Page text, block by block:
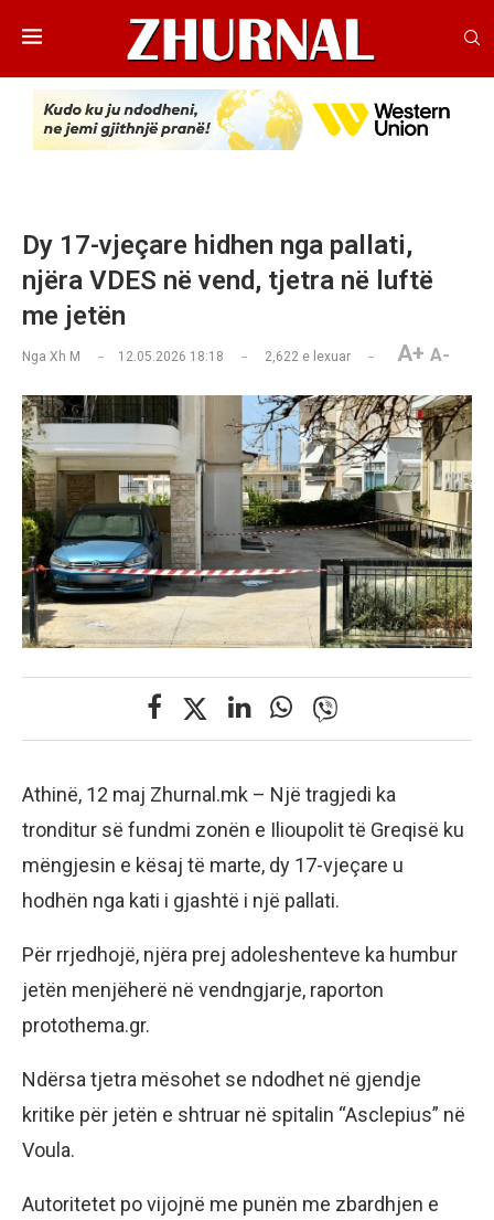
Dy 17-vjeçare hidhen nga pallati,
njëra VDES në vend, tjetra në luftë
me jetën
Nga Xh M 12.05.2026 18:18 2,622 e lexuar A+ A-
Athinë, 12 maj Zhurnal.mk – Një tragjedi ka
tronditur së fundmi zonën e Ilioupolit të Greqisë ku
mëngjesin e kësaj të marte, dy 17-vjeçare u
hodhën nga kati i gjashtë i një pallati.
Për rrjedhojë, njëra prej adoleshenteve ka humbur
jetën menjëherë në vendngjarje, raporton
protothema.gr.
Ndërsa tjetra mësohet se ndodhet në gjendje
kritike për jetën e shtruar në spitalin “Asclepius” në
Voula.
Autoritetet po vijojnë me punën me zbardhjen e